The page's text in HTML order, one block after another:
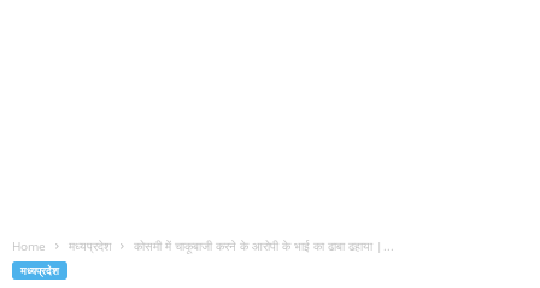
Home मध्यप्रदेश कोसमी में चाकूबाजी करने के आरोपी के भाई का ढाबा ढहाया |...
मध्यप्रदेश